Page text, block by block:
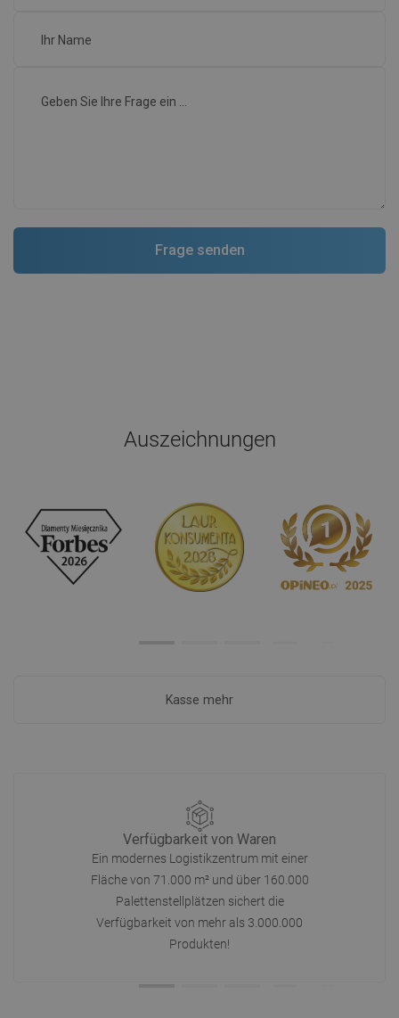
Auszeichnungen
Kasse mehr
Verfügbarkeit von Waren
Ein modernes Logistikzentrum mit einer
Fläche von 71.000 m² und über 160.000
Palettenstellplätzen sichert die
Verfügbarkeit von mehr als 3.000.000
Produkten!